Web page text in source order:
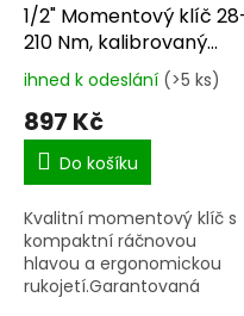
1/2" Momentový klíč
210 Nm, kalibrovaný
T39913
Průměrné
hodnocení
produktu
5,0
5
hvězdiček.
ihned k odeslání (>5 ks)
897 Kč
Do košíku
Kvalitní momentový klíč s
kompaktní ráčnovou
hlavou a ergonomickou
rukojetí.Garantovaná